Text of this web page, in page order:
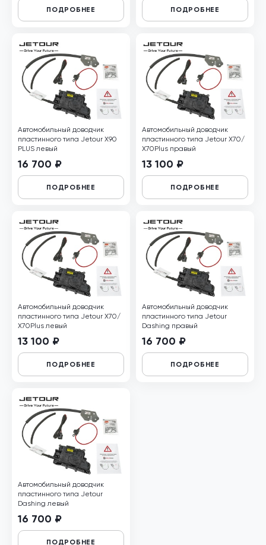
ПОДРОБНЕЕ ПОДРОБНЕЕ
Автомобильный доводчик
пластинного типа Jetour X90
PLUS левый
16 700 ₽
ПОДРОБНЕЕ
Автомобильный доводчик
пластинного типа Jetour X70/
Х70Plus правый
13 100 ₽
ПОДРОБНЕЕ
Автомобильный доводчик
пластинного типа Jetour X70/
Х70Plus левый
13 100 ₽
ПОДРОБНЕЕ
Автомобильный доводчик
пластинного типа Jetour
Dashing правый
16 700 ₽
ПОДРОБНЕЕ
Автомобильный доводчик
пластинного типа Jetour
Dashing левый
16 700 ₽
ПОДРОБНЕЕ